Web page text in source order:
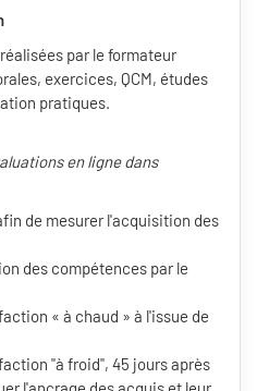
par le formateur
exercices, QCM, études
pratiques.
en ligne dans
de mesurer l'acquisition des
des compétences par le
« à chaud » à l'issue de
"à froid", 45 jours après